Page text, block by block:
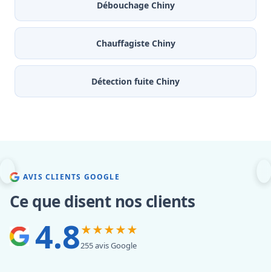
Débouchage Chiny
Chauffagiste Chiny
Détection fuite Chiny
AVIS CLIENTS GOOGLE
Ce que disent nos clients
4.8★★★★★
255 avis Google